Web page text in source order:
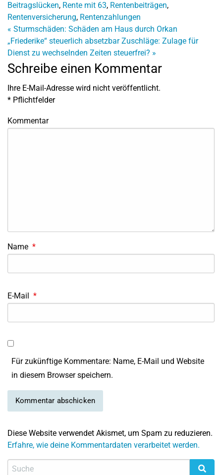
Beitragslücken, Rente mit 63, Rentenbeiträgen,
Rentenversicherung, Rentenzahlungen
« Sturmschäden: Schäden am Haus durch Orkan
„Friederike“ steuerlich absetzbar Zuschläge: Zulage für
Dienst zu wechselnden Zeiten steuerfrei? »
Schreibe einen Kommentar
Ihre E-Mail-Adresse wird nicht veröffentlicht.
* Pflichtfelder
Kommentar
Name *
E-Mail *
Für zukünftige Kommentare: Name, E-Mail und Website
in diesem Browser speichern.
Diese Website verwendet Akismet, um Spam zu reduzieren.
Erfahre, wie deine Kommentardaten verarbeitet werden.